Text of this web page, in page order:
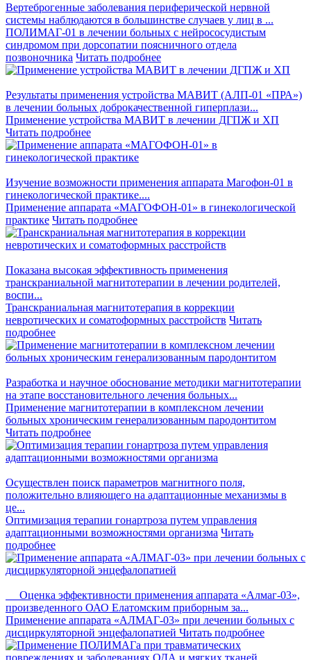
Вертеброгенные заболевания периферической нервной
системы наблюдаются в большинстве случаев у лиц в ...
ПОЛИМАГ-01 в лечении больных с нейрососудистым
синдромом при дорсопатии поясничного отдела
позвоночника Читать подробнее
Результаты применения устройства МАВИТ (АЛП-01 «ПРА»)
в лечении больных доброкачественной гиперплази...
Применение устройства МАВИТ в лечении ДГПЖ и ХП
Читать подробнее
Изучение возможности применения аппарата Магофон-01 в
гинекологической практике....
Применение аппарата «МАГОФОН-01» в гинекологической
практике Читать подробнее
Показана высокая эффективность применения
транскраниальной магнитотерапии в лечении родителей,
воспи...
Транскраниальная магнитотерапия в коррекции
невротических и соматоформных расстройств Читать
подробнее
Разработка и научное обоснование методики магнитотерапии
на этапе восстановительного лечения больных...
Применение магнитотерапии в комплексном лечении
больных хроническим генерализованным пародонтитом
Читать подробнее
Осуществлен поиск параметров магнитного поля,
положительно влияющего на адаптационные механизмы в
це...
Оптимизация терапии гонартроза путем управления
адаптационными возможностями организма Читать
подробнее
Оценка эффективности применения аппарата «Алмаг-03»,
произведенного ОАО Елатомским приборным за...
Применение аппарата «АЛМАГ-03» при лечении больных с
дисциркуляторной энцефалопатией Читать подробнее